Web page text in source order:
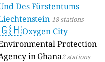
Des Fürstentums
18 stations
Oxygen City
Protection
in Ghana2 stations